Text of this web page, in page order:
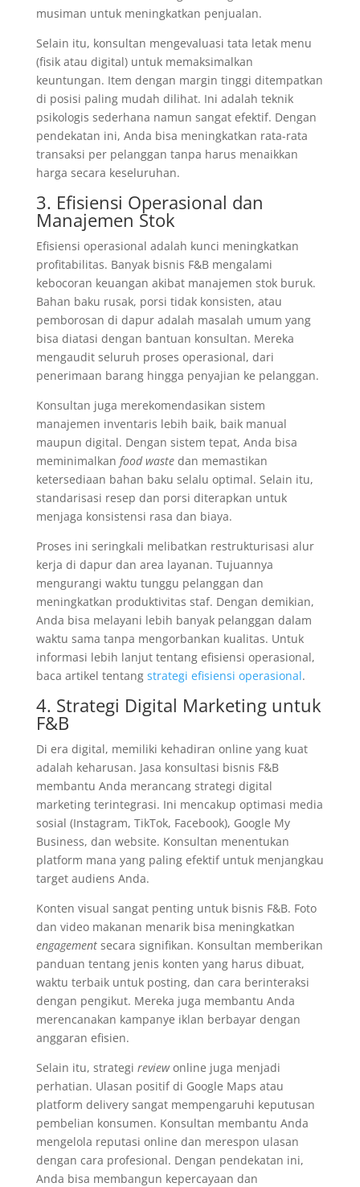
musiman untuk meningkatkan penjualan.
Selain itu, konsultan mengevaluasi tata letak menu
(fisik atau digital) untuk memaksimalkan
keuntungan. Item dengan margin tinggi ditempatkan
di posisi paling mudah dilihat. Ini adalah teknik
psikologis sederhana namun sangat efektif. Dengan
pendekatan ini, Anda bisa meningkatkan rata-rata
transaksi per pelanggan tanpa harus menaikkan
harga secara keseluruhan.
3. Efisiensi Operasional dan
Manajemen Stok
Efisiensi operasional adalah kunci meningkatkan
profitabilitas. Banyak bisnis F&B mengalami
kebocoran keuangan akibat manajemen stok buruk.
Bahan baku rusak, porsi tidak konsisten, atau
pemborosan di dapur adalah masalah umum yang
bisa diatasi dengan bantuan konsultan. Mereka
mengaudit seluruh proses operasional, dari
penerimaan barang hingga penyajian ke pelanggan.
Konsultan juga merekomendasikan sistem
manajemen inventaris lebih baik, baik manual
maupun digital. Dengan sistem tepat, Anda bisa
meminimalkan food wastedan memastikan
ketersediaan bahan baku selalu optimal. Selain itu,
standarisasi resep dan porsi diterapkan untuk
menjaga konsistensi rasa dan biaya.
Proses ini seringkali melibatkan restrukturisasi alur
kerja di dapur dan area layanan. Tujuannya
mengurangi waktu tunggu pelanggan dan
meningkatkan produktivitas staf. Dengan demikian,
Anda bisa melayani lebih banyak pelanggan dalam
waktu sama tanpa mengorbankan kualitas. Untuk
informasi lebih lanjut tentang efisiensi operasional,
baca artikel tentang strategi efisiensi operasional.
4. Strategi Digital Marketing untuk
F&B
Di era digital, memiliki kehadiran online yang kuat
adalah keharusan. Jasa konsultasi bisnis F&B
membantu Anda merancang strategi digital
marketing terintegrasi. Ini mencakup optimasi media
sosial (Instagram, TikTok, Facebook), Google My
Business, dan website. Konsultan menentukan
platform mana yang paling efektif untuk menjangkau
target audiens Anda.
Konten visual sangat penting untuk bisnis F&B. Foto
dan video makanan menarik bisa meningkatkan
engagementsecara signifikan. Konsultan memberikan
panduan tentang jenis konten yang harus dibuat,
waktu terbaik untuk posting, dan cara berinteraksi
dengan pengikut. Mereka juga membantu Anda
merencanakan kampanye iklan berbayar dengan
anggaran efisien.
Selain itu, strategi reviewonline juga menjadi
perhatian. Ulasan positif di Google Maps atau
platform delivery sangat mempengaruhi keputusan
pembelian konsumen. Konsultan membantu Anda
mengelola reputasi online dan merespon ulasan
dengan cara profesional. Dengan pendekatan ini,
Anda bisa membangun kepercayaan dan